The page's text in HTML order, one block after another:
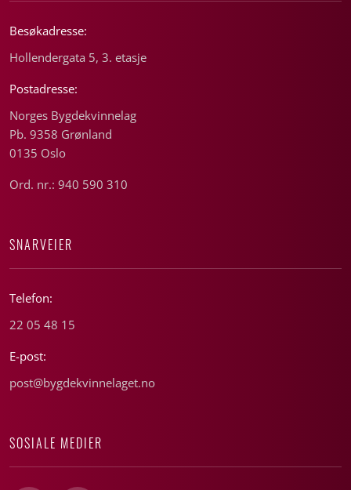
Besøkadresse:
Hollendergata 5, 3. etasje
Postadresse:
Norges Bygdekvinnelag
Pb. 9358 Grønland
0135 Oslo
Ord. nr.: 940 590 310
SNARVEIER
Telefon:
22 05 48 15
E-post:
post@bygdekvinnelaget.no
SOSIALE MEDIER